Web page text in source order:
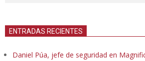
ENTRADAS RECIENTES
Daniel Púa, jefe de seguridad en